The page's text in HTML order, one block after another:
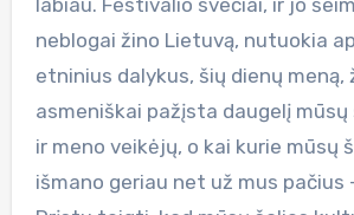
neblogai žino Lietuvą, nutuokia
etninius dalykus, šių dienų meną,
asmeniškai pažįsta daugelį
ir meno veikėjų, o kai kurie mūsų
išmano geriau net už mus pačius